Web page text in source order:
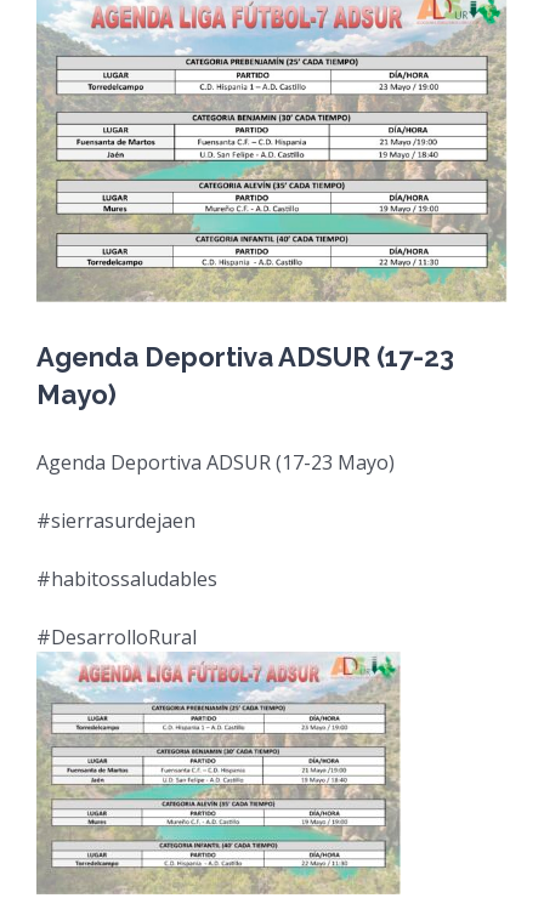
Larger
Image
Agenda Deportiva ADSUR (17-23
Mayo)
Agenda Deportiva ADSUR (17-23 Mayo)
#sierrasurdejaen
#habitossaludables
#DesarrolloRural